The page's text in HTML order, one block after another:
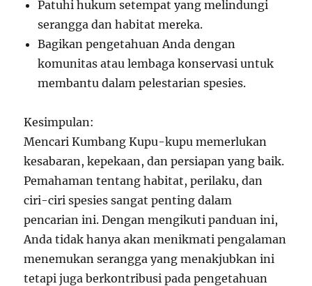
Patuhi hukum setempat yang melindungi
serangga dan habitat mereka.
Bagikan pengetahuan Anda dengan
komunitas atau lembaga konservasi untuk
membantu dalam pelestarian spesies.
Kesimpulan:
Mencari Kumbang Kupu-kupu memerlukan
kesabaran, kepekaan, dan persiapan yang baik.
Pemahaman tentang habitat, perilaku, dan
ciri-ciri spesies sangat penting dalam
pencarian ini. Dengan mengikuti panduan ini,
Anda tidak hanya akan menikmati pengalaman
menemukan serangga yang menakjubkan ini
tetapi juga berkontribusi pada pengetahuan